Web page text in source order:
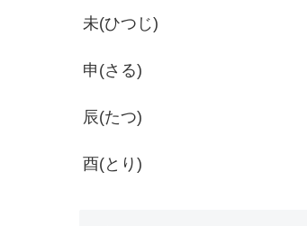
未(ひつじ)
申(さる)
辰(たつ)
酉(とり)